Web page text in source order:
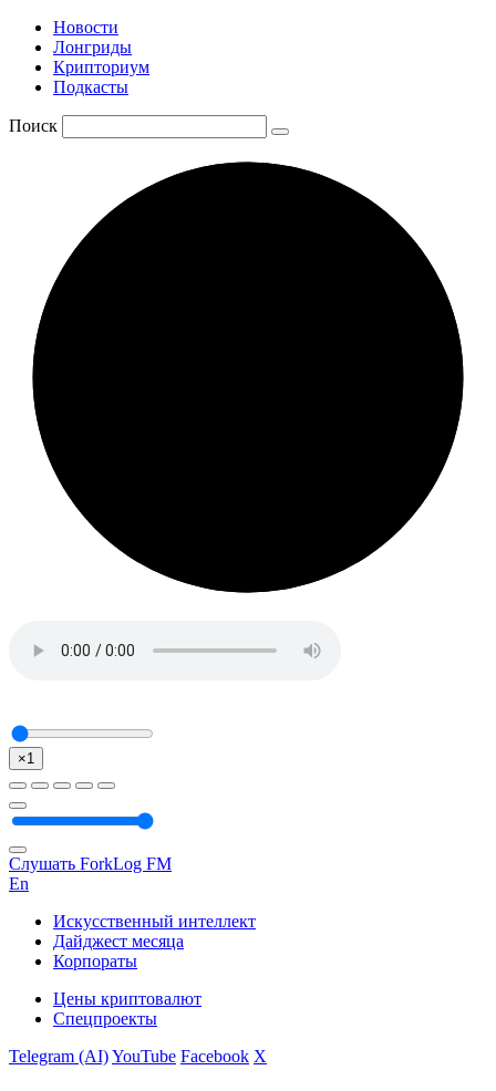
Новости
Лонгриды
Крипториум
Подкасты
Поиск
×1
Слушать ForkLog FM
En
Искусственный интеллект
Дайджест месяца
Корпораты
Цены криптовалют
Спецпроекты
Telegram (AI)YouTube Facebook X